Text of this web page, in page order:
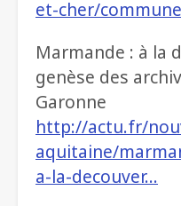
et-cher/
Marmande : à la
genèse des
Garonne
http://actu.fr/
aquitaine/
a-la-decouver…